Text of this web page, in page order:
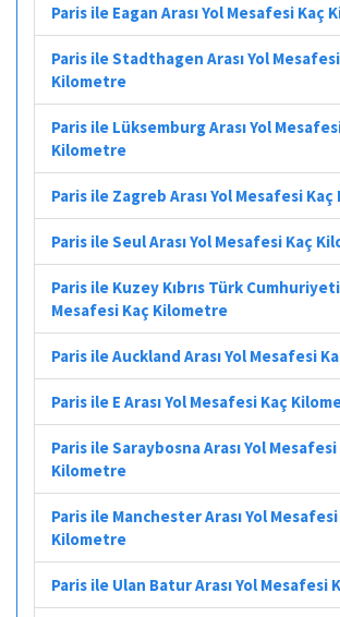
Paris ile Eagan Arası Yol Mesafesi Kaç
Paris ile Stadthagen Arası Yol
Kilometre
Paris ile Lüksemburg Arası Yol
Kilometre
Paris ile Zagreb Arası Yol Mesafesi
Paris ile Seul Arası Yol Mesafesi Kaç
Paris ile Kuzey Kıbrıs Türk Cumhuriyeti
Mesafesi Kaç Kilometre
Paris ile Auckland Arası Yol Mesafesi
Paris ile E Arası Yol Mesafesi Kaç
Paris ile Saraybosna Arası Yol Mesafesi
Kilometre
Paris ile Manchester Arası Yol Mesafesi
Kilometre
Paris ile Ulan Batur Arası Yol Mesafesi